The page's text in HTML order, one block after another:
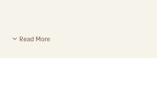
Read More